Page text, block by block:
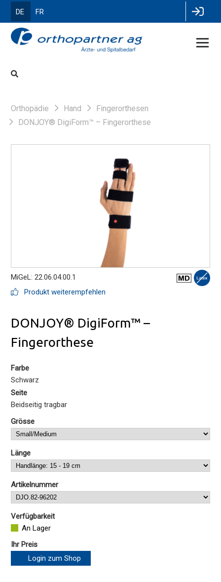
DE FR
Orthopädie Hand
Fingerorthesen
DONJOY® DigiForm™ – Fingerorthese
MiGeL: 22.06.04.00.1
Produkt weiterempfehlen
DONJOY® DigiForm™ –
Fingerorthese
Farbe
Schwarz
Seite
Beidseitig tragbar
Grösse
Länge
Artikelnummer
Verfügbarkeit
An Lager
Ihr Preis
Login zum Shop